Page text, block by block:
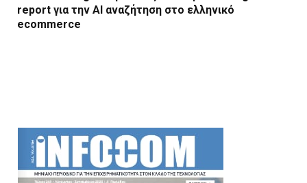
report για την AI αναζήτηση στο ελληνικό
ecommerce